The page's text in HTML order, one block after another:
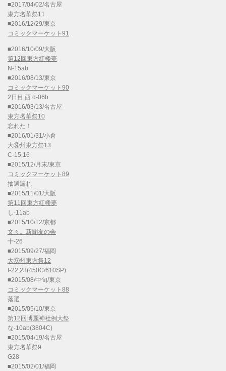
■2017/04/02/名古屋
東方名華祭11
■2016/12/29/東京
コミックマーケット91
■2016/10/09/大阪
第12回東方紅楼夢
N-15ab
■2016/08/13/東京
コミックマーケット90
2日目 西 d-06b
■2016/03/13/名古屋
東方名華祭10
忘れた！
■2016/01/31/小倉
大⑨州東方祭13
C-15,16
■2015/12/月末/東京
コミックマーケット89
抽選漏れ
■2015/11/01/大阪
第11回東方紅楼夢
し-11ab
■2015/10/12/京都
文々。新聞友の会
十-26
■2015/09/27/福岡
大⑨州東方祭12
I-22,23(450C/610SP)
■2015/08/中旬/東京
コミックマーケット88
落選
■2015/05/10/東京
第12回博麗神社例大祭
な-10ab(3804C)
■2015/04/19/名古屋
東方名華祭9
G28
■2015/02/01/福岡